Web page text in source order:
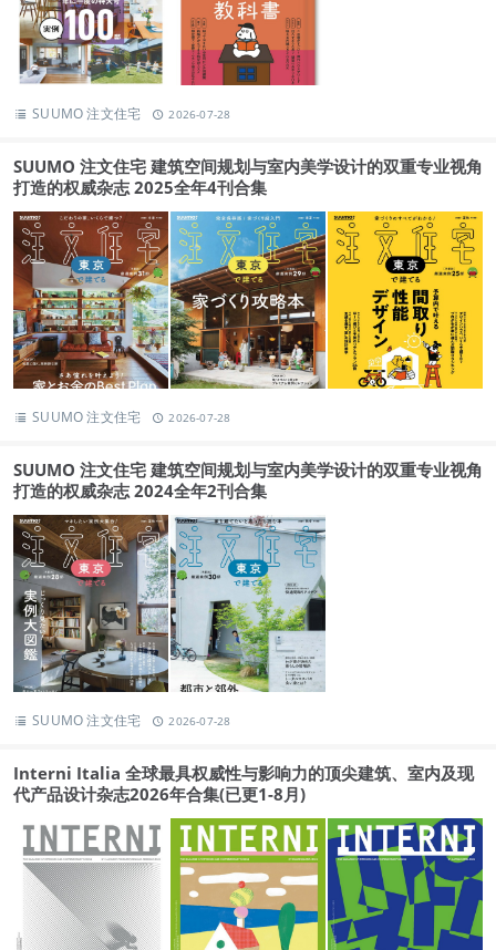
SUUMO 注文住宅 2026-07-28
SUUMO 注文住宅 建筑空间规划与室内美学设计的双重专业视角
打造的权威杂志 2025全年4刊合集
SUUMO 注文住宅 2026-07-28
SUUMO 注文住宅 建筑空间规划与室内美学设计的双重专业视角
打造的权威杂志 2024全年2刊合集
SUUMO 注文住宅 2026-07-28
Interni Italia 全球最具权威性与影响力的顶尖建筑、室内及现
代产品设计杂志2026年合集(已更1-8月)